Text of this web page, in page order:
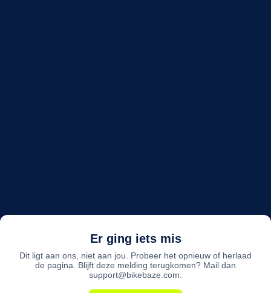
Er ging iets mis
Dit ligt aan ons, niet aan jou. Probeer het opnieuw of herlaad
de pagina. Blijft deze melding terugkomen? Mail dan
support@bikebaze.com.